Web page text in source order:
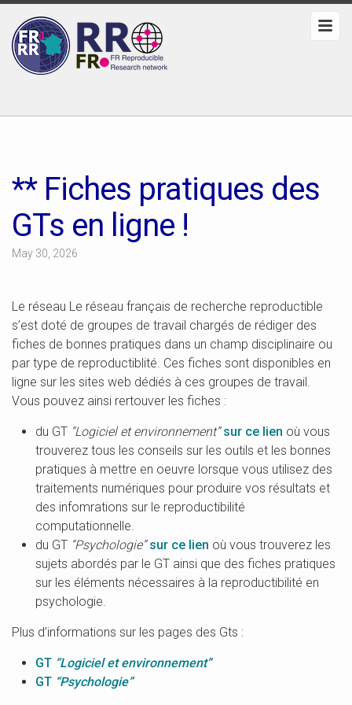
** Fiches pratiques des
GTs en ligne !
May 30, 2026
Le réseau Le réseau français de recherche reproductible
s’est doté de groupes de travail chargés de rédiger des
fiches de bonnes pratiques dans un champ disciplinaire ou
par type de reproductiblité. Ces fiches sont disponibles en
ligne sur les sites web dédiés à ces groupes de travail.
Vous pouvez ainsi rertouver les fiches :
du GT “Logiciel et environnement” sur ce lien où vous
trouverez tous les conseils sur les outils et les bonnes
pratiques à mettre en oeuvre lorsque vous utilisez des
traitements numériques pour produire vos résultats et
des infomrations sur le reproductibilité
computationnelle.
du GT “Psychologie” sur ce lien où vous trouverez les
sujets abordés par le GT ainsi que des fiches pratiques
sur les éléments nécessaires à la reproductibilité en
psychologie.
Plus d’informations sur les pages des Gts :
GT “Logiciel et environnement”
GT “Psychologie”